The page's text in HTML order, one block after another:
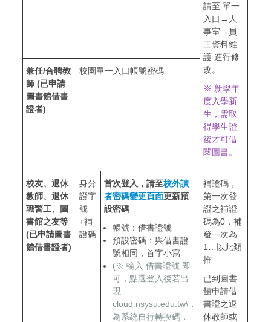
請至 單一
入口→人
事室→員
工資料維
護 進行修
改。
※ 新學年
度入學新
生，需取
得學生證
後才可借
閱圖書。
兼任/合聘教
師(已申請
圖書館借書
證者)
校園單一入口帳號密碼
校友、退休
教師、退休
職警工、圖
書館之友等
(已申請圖書
館借書證者)
身分
證字
號
+補
證碼
首次登入，請至校外讀
者密碼變更頁面更新預
設密碼
帳號：借書證號
預設密碼：與借書證
號相同，首字小寫
(※ 輸入 借書證號 即
可，點選登入後若出
現
cloud.nsysu.edu.tw\，
為系統自行轉換碼，
補證碼，
第一次發
證之補證
碼為0 ，補
發一次為
1
…以此類
推
已到圖書
館申請借
書證之退
休教師或